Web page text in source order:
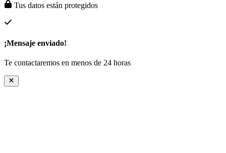
Tus datos están protegidos
¡Mensaje enviado!
Te contactaremos en menos de 24 horas